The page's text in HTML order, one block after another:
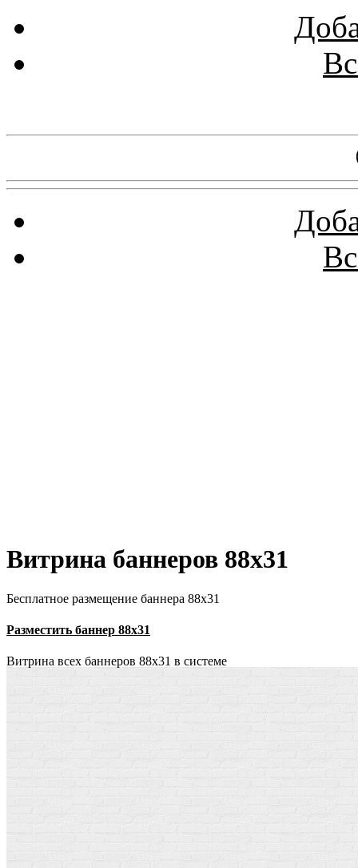
Витрина баннеров 88x31
Бесплатное размещение баннера 88х31
Разместить баннер 88х31
Витрина всех баннеров 88x31 в системе